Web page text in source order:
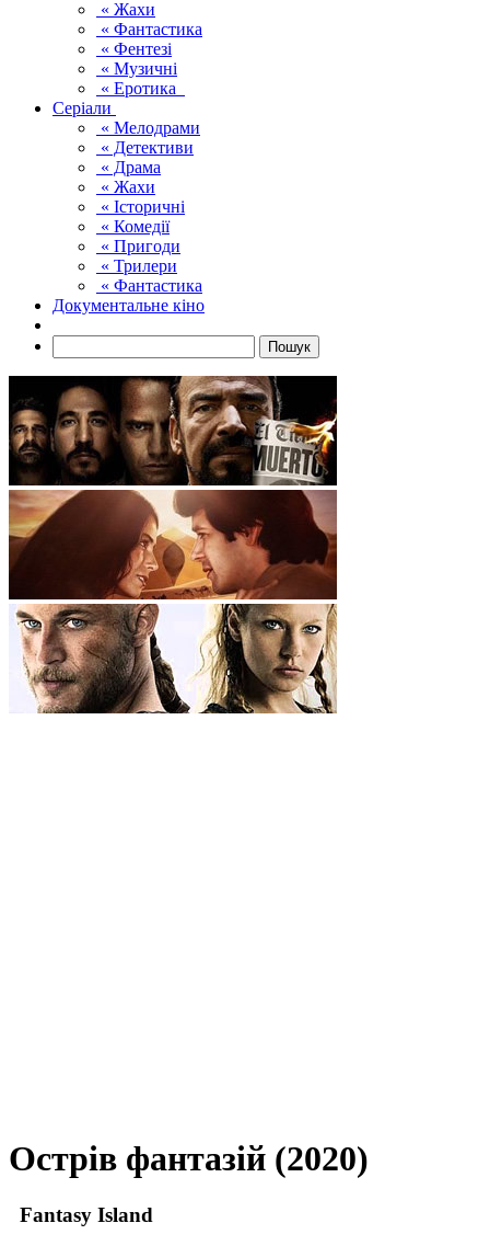
« Жахи
« Фантастика
« Фентезі
« Музичні
« Еротика
Серіали
« Мелодрами
« Детективи
« Драма
« Жахи
« Історичні
« Комедії
« Пригоди
« Трилери
« Фантастика
Документальне кіно
Пошук
Острів фантазій (2020)
Fantasy Island